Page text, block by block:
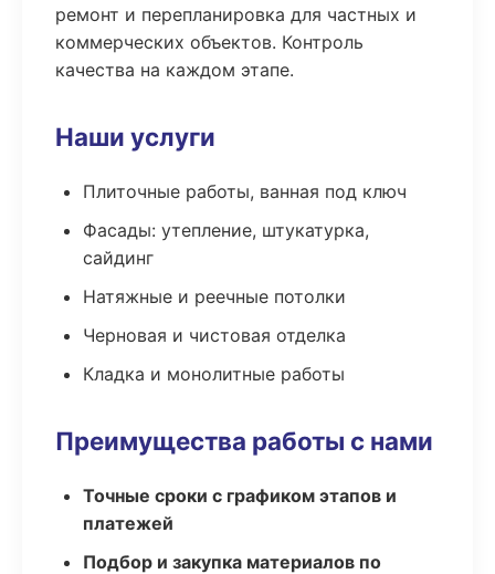
ремонт и перепланировка для частных и
коммерческих объектов. Контроль
качества на каждом этапе.
Наши услуги
Плиточные работы, ванная под ключ
Фасады: утепление, штукатурка,
сайдинг
Натяжные и реечные потолки
Черновая и чистовая отделка
Кладка и монолитные работы
Преимущества работы с нами
Точные сроки с графиком этапов и
платежей
Подбор и закупка материалов по